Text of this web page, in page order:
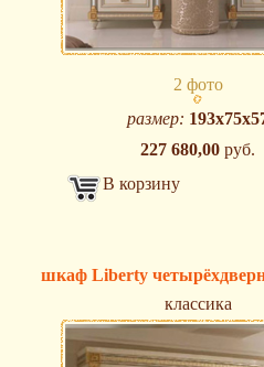
2 фото
размер:
227 680,00 руб.
В корзину
шкаф Liberty
классика